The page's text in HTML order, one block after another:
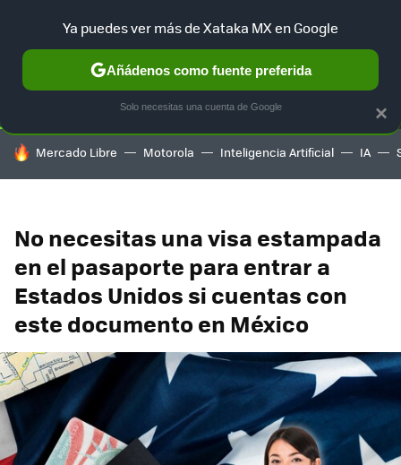
SELECCIÓN GAMING HOME AUTO TERRITORIO
HOY SE HABLA DE
Mercado Libre Motorola Inteligencia Artificial IA
No necesitas una visa estampada
en el pasaporte para entrar a
Estados Unidos si cuentas con
este documento en México
×
Ya puedes ver más de Xataka MX en Google
Añádenos como fuente preferida
Solo necesitas una cuenta de Google